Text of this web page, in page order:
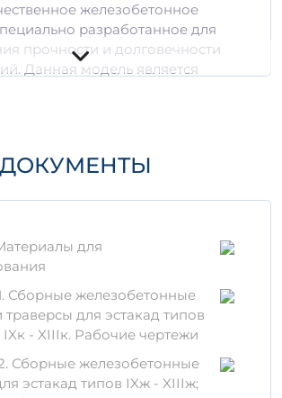
железобетонное
разработанное для
прочности и долговечности
Данная модель является
прочность:
из качественного
что обеспечивает отличные
на сжатие и изгиб.
к воздействию
среды:Степень
и
делает ФЭТ 18
ДОКУМЕНТЫ
для
Сборные железобетонные
для эстакад типов
- XIIIк. Рабочие чертежи
Сборные железобетонные
эстакад типов IXж - XIIIж;